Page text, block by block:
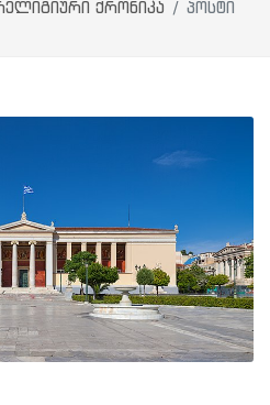
ქრონიკა პოსტი